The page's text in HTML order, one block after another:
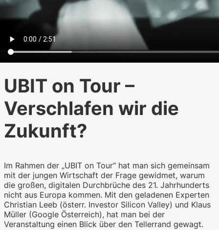
UBIT on Tour –
Verschlafen wir die
Zukunft?
Im Rahmen der „UBIT on Tour“ hat man sich gemeinsam
mit der jungen Wirtschaft der Frage gewidmet, warum
die großen, digitalen Durchbrüche des 21. Jahrhunderts
nicht aus Europa kommen. Mit den geladenen Experten
Christian Leeb (österr. Investor Silicon Valley) und Klaus
Müller (Google Österreich), hat man bei der
Veranstaltung einen Blick über den Tellerrand gewagt.